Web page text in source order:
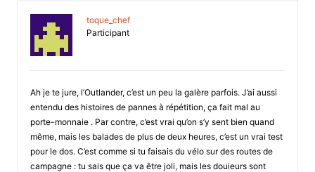
toque_chef
Participant
Ah je te jure, l’Outlander, c’est un peu la galère parfois. J’ai aussi
entendu des histoires de pannes à répétition, ça fait mal au
porte-monnaie . Par contre, c’est vrai qu’on s’y sent bien quand
même, mais les balades de plus de deux heures, c’est un vrai test
pour le dos. C’est comme si tu faisais du vélo sur des routes de
campagne : tu sais que ça va être joli, mais les douieurs sont